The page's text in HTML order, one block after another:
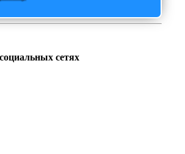
сетях